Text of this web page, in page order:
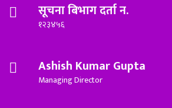
सूचना बिभाग दर्ता न.
१२३४५६
Ashish Kumar Gupta
Managing Director